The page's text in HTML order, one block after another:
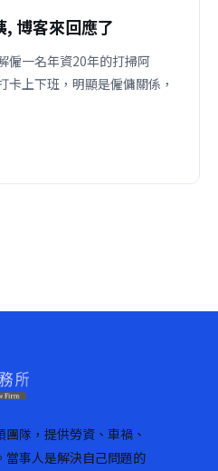
博客來回應了
僱一名年資20年的打掃阿
上下班，明顯是僱傭關係，
隊，提供勞資、車禍、
當事人是解決自己問題的